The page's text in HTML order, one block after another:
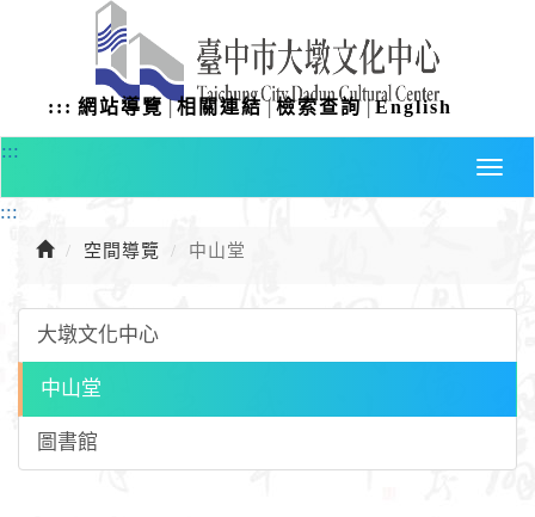
容
::: 網站導覽 |相關連結|檢索查詢|English
:::
:::
空間導覽 中山堂
大墩文化中心
中山堂
圖書館